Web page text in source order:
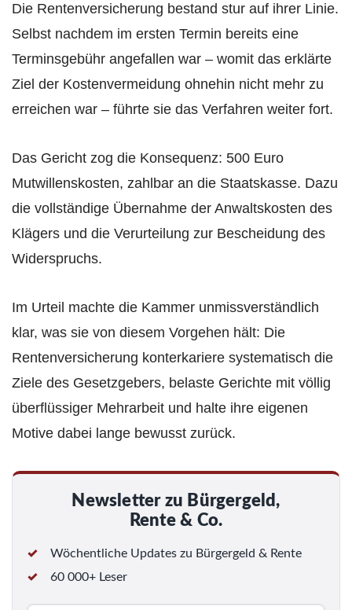
Die Rentenversicherung bestand stur auf ihrer Linie.
Selbst nachdem im ersten Termin bereits eine
Terminsgebühr angefallen war – womit das erklärte
Ziel der Kostenvermeidung ohnehin nicht mehr zu
erreichen war – führte sie das Verfahren weiter fort.
Das Gericht zog die Konsequenz: 500 Euro
Mutwillenskosten, zahlbar an die Staatskasse. Dazu
die vollständige Übernahme der Anwaltskosten des
Klägers und die Verurteilung zur Bescheidung des
Widerspruchs.
Im Urteil machte die Kammer unmissverständlich
klar, was sie von diesem Vorgehen hält: Die
Rentenversicherung konterkariere systematisch die
Ziele des Gesetzgebers, belaste Gerichte mit völlig
überflüssiger Mehrarbeit und halte ihre eigenen
Motive dabei lange bewusst zurück.
Newsletter zu Bürgergeld,
Rente & Co.
Wöchentliche Updates zu Bürgergeld & Rente
60 000+ Leser